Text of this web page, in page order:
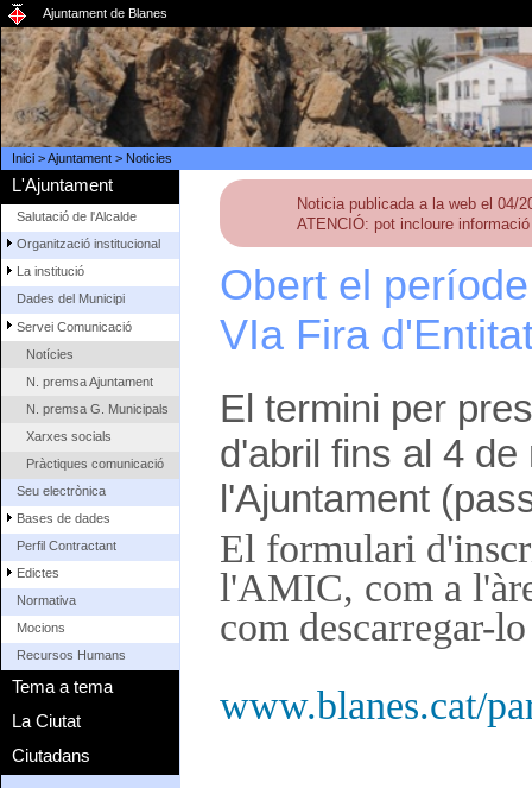
Ajuntament de Blanes
Inici>Ajuntament> Noticies
L'Ajuntament
Salutació de l'Alcalde
Organització institucional
La institució
Dades del Municipi
Servei Comunicació
Notícies
N. premsa Ajuntament
N. premsa G. Municipals
Xarxes socials
Pràctiques comunicació
Seu electrònica
Bases de dades
Perfil Contractant
Edictes
Normativa
Mocions
Recursos Humans
Tema a tema
La Ciutat
Ciutadans
Noticia publicada a la web el 04/
ATENCIÓ: pot incloure
Obert el
VIa Fira
El termini per
d'abril fins al 4
l'Ajuntament
El formulari
l'AMIC, com a
com descarregar-
www.blanes.cat/